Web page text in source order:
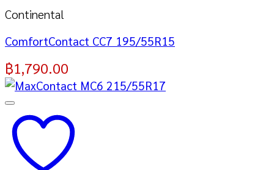
Continental
ComfortContact CC7 195/55R15
฿1,790.00